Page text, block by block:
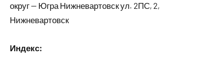
округ — Югра Нижневартовск ул. 2ПС, 2,
Нижневартовск
Индекс: